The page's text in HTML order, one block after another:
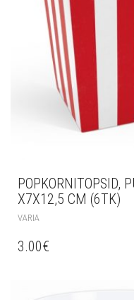
POPKORNITOPSID,
X7X12,5 CM (6TK)
VARIA
3.00€